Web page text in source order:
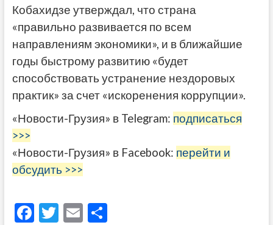
Кобахидзе утверждал, что страна
«правильно развивается по всем
направлениям экономики», и в ближайшие
годы быстрому развитию «будет
способствовать устранение нездоровых
практик» за счет «искоренения коррупции».
«Новости-Грузия» в Telegram: подписаться
>>>
«Новости-Грузия» в Facebook: перейти и
обсудить >>>
F T E О